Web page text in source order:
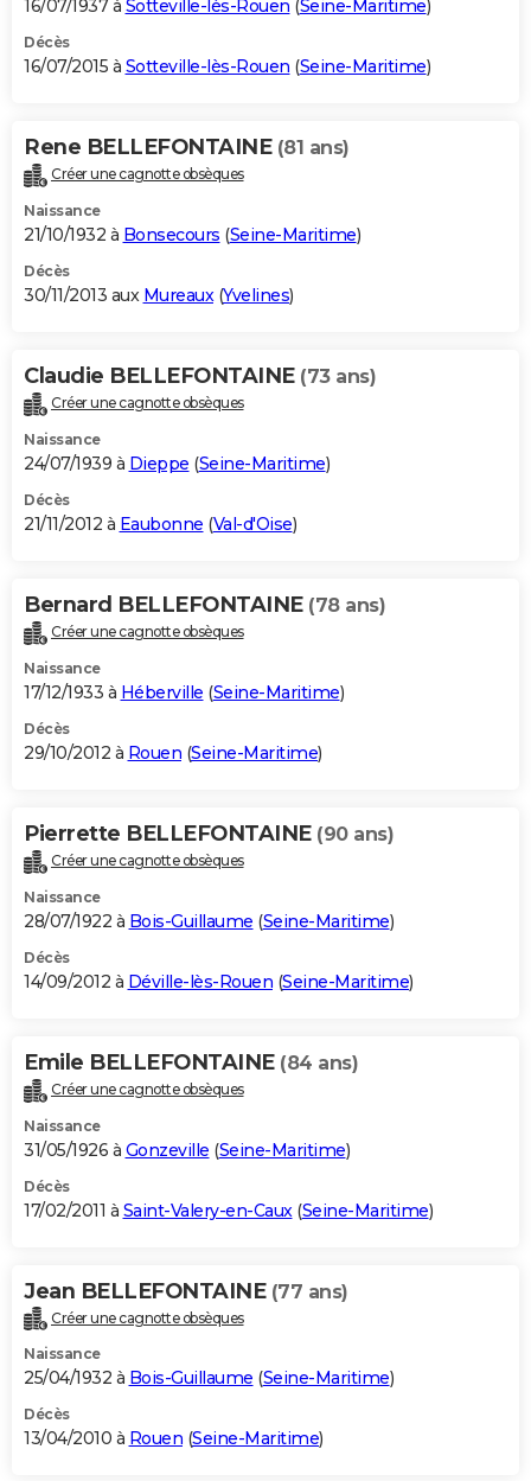
16/07/1937 à Sotteville-lès-Rouen (Seine-Maritime)
Décès
16/07/2015 à Sotteville-lès-Rouen (Seine-Maritime)
Rene BELLEFONTAINE (81 ans)
Créer une cagnotte obsèques
Naissance
21/10/1932 à Bonsecours (Seine-Maritime)
Décès
30/11/2013 aux Mureaux(Yvelines)
Claudie BELLEFONTAINE (73 ans)
Créer une cagnotte obsèques
Naissance
24/07/1939 à Dieppe (Seine-Maritime)
Décès
21/11/2012 à Eaubonne (Val-d'Oise)
Bernard BELLEFONTAINE (78 ans)
Créer une cagnotte obsèques
Naissance
17/12/1933 à Héberville (Seine-Maritime)
Décès
29/10/2012 à Rouen (Seine-Maritime)
Pierrette BELLEFONTAINE (90 ans)
Créer une cagnotte obsèques
Naissance
28/07/1922 à Bois-Guillaume (Seine-Maritime)
Décès
14/09/2012 à Déville-lès-Rouen (Seine-Maritime)
Emile BELLEFONTAINE (84 ans)
Créer une cagnotte obsèques
Naissance
31/05/1926 à Gonzeville (Seine-Maritime)
Décès
17/02/2011 à Saint-Valery-en-Caux (Seine-Maritime)
Jean BELLEFONTAINE (77 ans)
Créer une cagnotte obsèques
Naissance
25/04/1932 à Bois-Guillaume (Seine-Maritime)
Décès
13/04/2010 à Rouen (Seine-Maritime)